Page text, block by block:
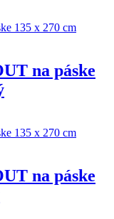
na páske
na páske